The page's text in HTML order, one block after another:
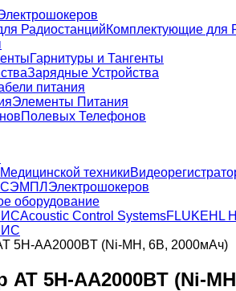
Комплектующие для
Гарнитуры и Тангенты
Зарядные Устройства
питания
Элементы Питания
Полевых Телефонов
Медицинской техники
СЭМПЛ Электрошокеров
оборудование
Acoustic Control SystemsFLUKEHL
5H-AA2000BT (Ni-MH, 6В, 2000мАч)
AT 5H-AA2000BT (Ni-